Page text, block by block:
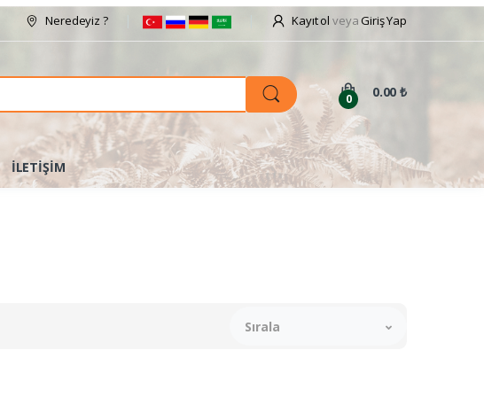
Neredeyiz ? Kayıt ol veyaGiriş Yap
0 0.00 ₺
İLETİŞİM
Sırala